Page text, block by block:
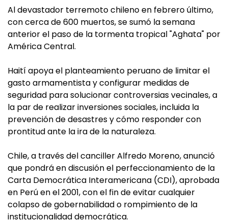
Al devastador terremoto chileno en febrero último,
con cerca de 600 muertos, se sumó la semana
anterior el paso de la tormenta tropical "Aghata" por
América Central.
Haití apoya el planteamiento peruano de limitar el
gasto armamentista y configurar medidas de
seguridad para solucionar controversias vecinales, a
la par de realizar inversiones sociales, incluida la
prevención de desastres y cómo responder con
prontitud ante la ira de la naturaleza.
Chile, a través del canciller Alfredo Moreno, anunció
que pondrá en discusión el perfeccionamiento de la
Carta Democrática Interamericana (CDI), aprobada
en Perú en el 2001, con el fin de evitar cualquier
colapso de gobernabilidad o rompimiento de la
institucionalidad democrática.